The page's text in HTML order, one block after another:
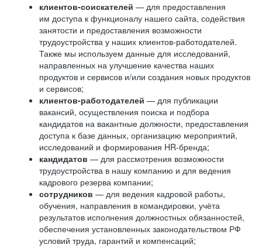
клиентов-соискателей — для предоставления
им доступа к функционалу нашего сайта, содействия
занятости и предоставления возможности
трудоустройства у наших клиентов-работодателей.
Также мы используем данные для исследований,
направленных на улучшение качества наших
продуктов и сервисов и/или создания новых продуктов
и сервисов;
клиентов-работодателей — для публикации
вакансий, осуществления поиска и подбора
кандидатов на вакантные должности, предоставления
доступа к базе данных, организацию мероприятий,
исследований и формирования HR-бренда;
кандидатов — для рассмотрения возможности
трудоустройства в нашу компанию и для ведения
кадрового резерва компании;
сотрудников — для ведения кадровой работы,
обучения, направления в командировки, учёта
результатов исполнения должностных обязанностей,
обеспечения установленных законодательством РФ
условий труда, гарантий и компенсаций;